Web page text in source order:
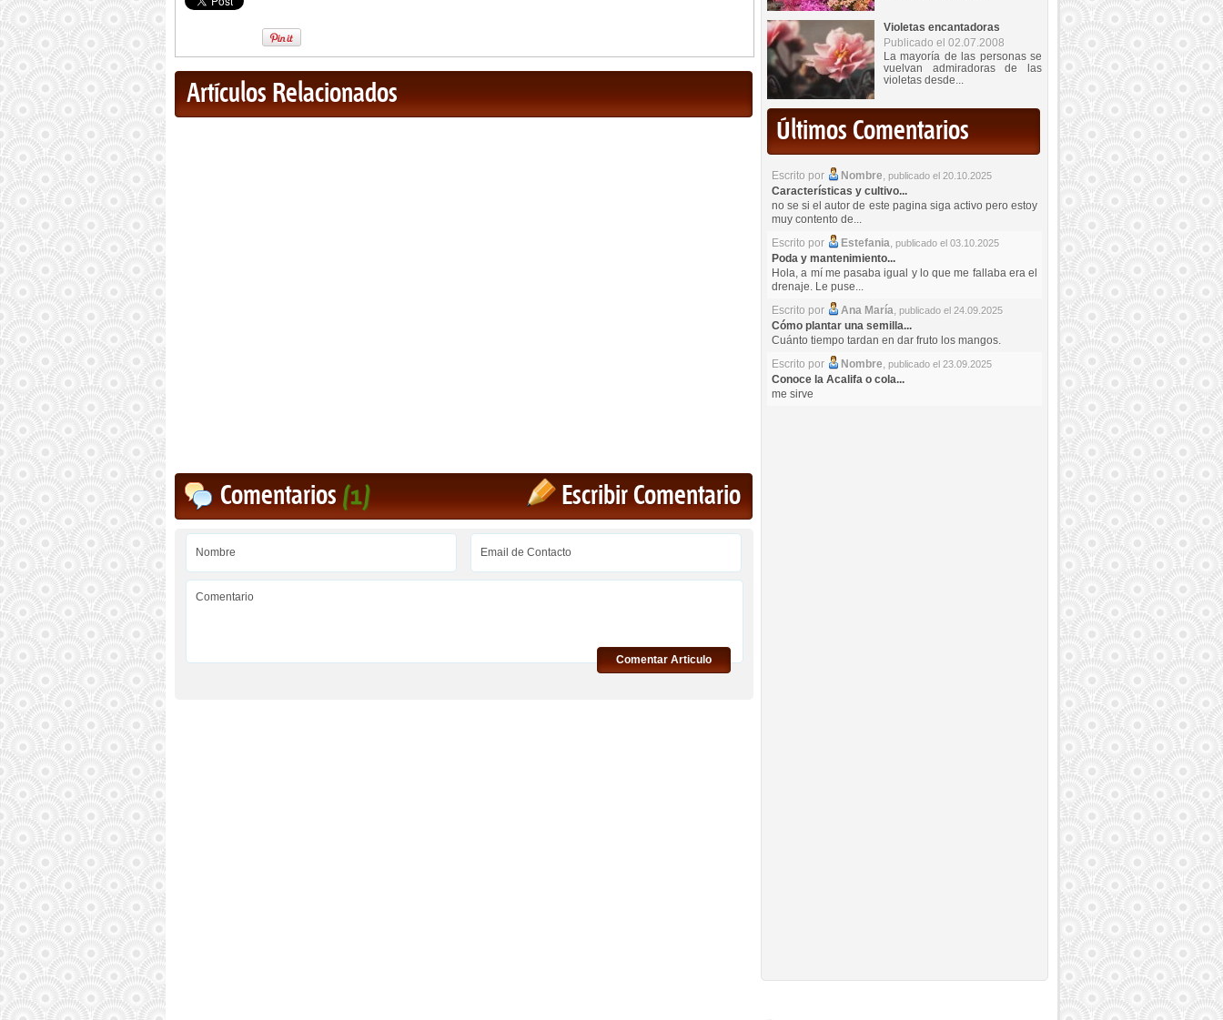
Artículos Relacionados
Escribir Comentario
Comentarios(1)
Comentar Articulo
Violetas encantadoras
Publicado el 02.07.2008
La mayoría de las personas se
vuelvan admiradoras de las
violetas desde...
Últimos Comentarios
Escrito por Nombre, publicado el 20.10.2025
Características y cultivo...
no se si el autor de este pagina siga activo pero estoy
muy contento de...
Escrito por
Estefania, publicado el 03.10.2025
Poda y mantenimiento...
Hola, a mí me pasaba igual y lo que me fallaba era el
drenaje. Le puse...
Escrito por
Ana María, publicado el 24.09.2025
Cómo plantar una semilla...
Cuánto tiempo tardan en dar fruto los mangos.
Escrito por
Nombre, publicado el 23.09.2025
Conoce la Acalifa o cola...
me sirve